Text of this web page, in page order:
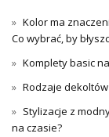
Kolor ma
Co wybrać, by
Komplety basic
Rodzaje
Stylizacje z
na czasie?